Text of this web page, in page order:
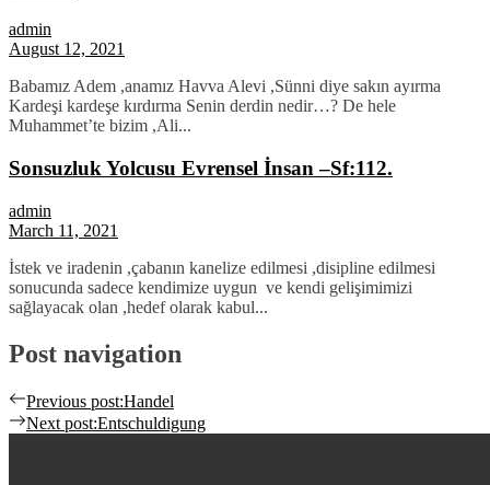
admin
August 12, 2021
Babamız Adem ,anamız Havva Alevi ,Sünni diye sakın ayırma
Kardeşi kardeşe kırdırma Senin derdin nedir…? De hele
Muhammet’te bizim ,Ali...
Sonsuzluk Yolcusu Evrensel İnsan –Sf:112.
admin
March 11, 2021
İstek ve iradenin ,çabanın kanelize edilmesi ,disipline edilmesi
sonucunda sadece kendimize uygun ve kendi gelişimimizi
sağlayacak olan ,hedef olarak kabul...
Post navigation
Previous post:Handel
Next post:Entschuldigung